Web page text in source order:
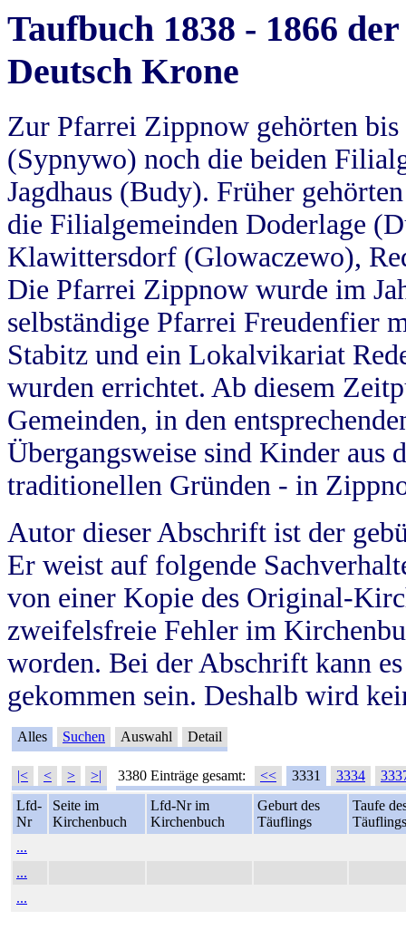
Taufbuch 1838 - 1866
Deutsch Krone
Zur Pfarrei Zippnow gehörten
(Sypnywo) noch die beiden
Jagdhaus (Budy). Früher
die Filialgemeinden Doderlage
Klawittersdorf (Glowaczewo),
Die Pfarrei Zippnow wurde im
selbständige Pfarrei Freudenfier
Stabitz und ein Lokalvikariat
wurden errichtet. Ab diesem
Gemeinden, in den
Übergangsweise sind Kinder aus
traditionellen Gründen - in
Autor dieser Abschrift ist der
Er weist auf folgende
von einer Kopie des Original-
zweifelsfreie Fehler im
worden. Bei der Abschrift kann
gekommen sein. Deshalb wird
Alles Suchen Auswahl Detail
|< < > >| 3380 Einträge gesamt: << 3331 3334
Lfd-
Nr
Seite im
Kirchenbuch
Lfd-Nr im
Kirchenbuch
Geburt des
Täuflings
Taufe
Täuflings
...
...
...